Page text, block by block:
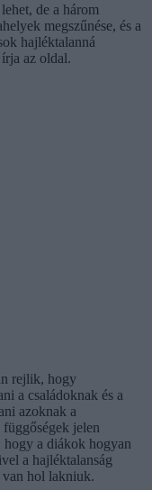
de a három
megszűnése, és a
hajléktalanná
az oldal.
rejlik, hogy
a családoknak és a
azoknak a
jelen
a diákok hogyan
a hajléktalanság
van hol lakniuk.